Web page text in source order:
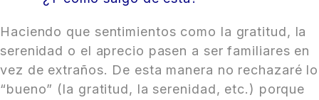
Haciendo que sentimientos como la gratitud, la
serenidad o el aprecio pasen a ser familiares en
vez de extraños. De esta manera no rechazaré lo
“bueno” (la gratitud, la serenidad, etc.) porque